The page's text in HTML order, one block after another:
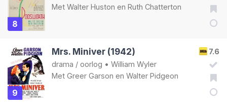
8
Met Walter Huston en Ruth Chatterton
9
7.6
Mrs. Miniver (1942)
drama / oorlog • William Wyler
Met Greer Garson en Walter Pidgeon